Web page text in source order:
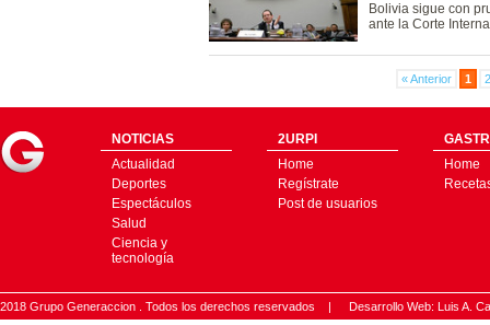
Bolivia sigue con
ante la Corte
« Anterior 1 2
NOTICIAS
Actualidad
Deportes
Espectáculos
Salud
Ciencia y
tecnología
2URPI
Home
Regístrate
Post de usuarios
Home
2018 Grupo Generaccion . Todos los derechos reservados | Desarrollo Web: Luis